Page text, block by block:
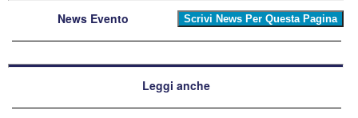
News Evento
Leggi anche